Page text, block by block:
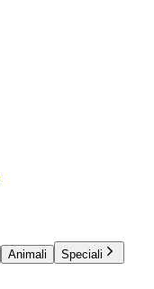
Animali
Speciali